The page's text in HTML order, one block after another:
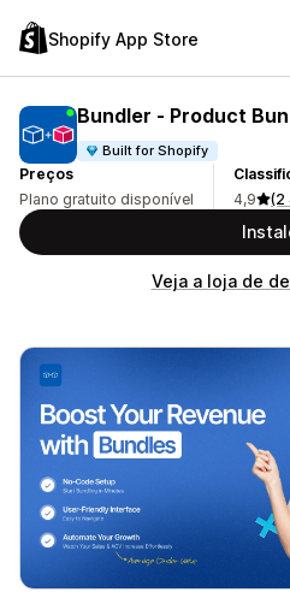
Shopify App Store
Bundler ‑ Product
Built for Shopify
Preços
Plano gratuito disponível
4,9
(2
Veja a loja de